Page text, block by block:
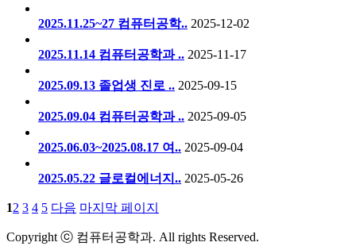
2025.11.25~27 컴퓨터공학.. 2025-12-02
2025.11.14 컴퓨터공학과 .. 2025-11-17
2025.09.13 졸업생 진로 .. 2025-09-15
2025.09.04 컴퓨터공학과 .. 2025-09-05
2025.06.03~2025.08.17 여.. 2025-09-04
2025.05.22 글로컬에너지.. 2025-05-26
12 3 4 5 다음 마지막 페이지
Copyright ⓒ 컴퓨터공학과. All rights Reserved.